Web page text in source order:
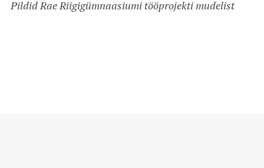
Pildid Rae Riigigümnaasiumi tööprojekti mudelist